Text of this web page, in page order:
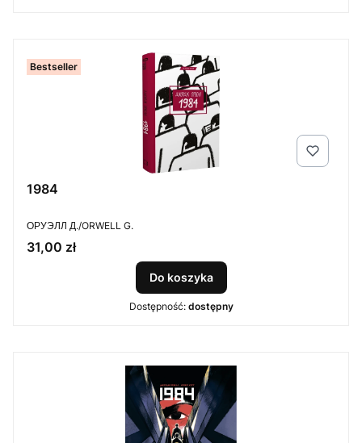
Bestseller
1984
PRODUCENT
ОРУЭЛЛ Д./ORWELL G.
Cena
31,00 zł
Do koszyka
Dostępność: dostępny